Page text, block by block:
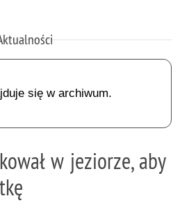
się w archiwum.
w jeziorze, aby